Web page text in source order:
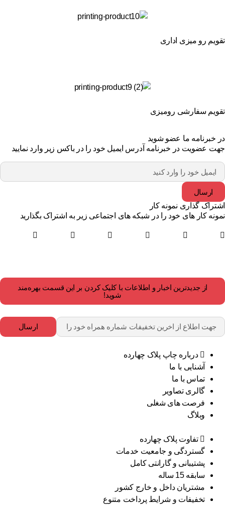
رو میزی اداری
سفارشی رومیزی
خبرنامه ما عضو شوید
عضویت در خبرنامه آدرس ایمیل خود را در باکس زیر وارد نمایید
ارسال
گذاری نمونه کار
کار های خود را در شبکه های اجتماعی زیر به اشتراک بگذارید
از جدیدترین اخبار و اطلاعات با کلیک کردن بر این قسمت بهره‌مند
شوید!
ارسال
درباره چاپ پلاک چهارده
آشنایی با ما
تماس با ما
گالری تصاویر
فرصت های شغلی
وبلاگ
تفاوت پلاک چهارده
گستردگی و جامعیت خدمات
پشتیبانی و گارانتی کامل
سابقه 15 ساله
مشتریان داخل و خارج کشور
تخفیفات و شرایط پرداخت متنوع